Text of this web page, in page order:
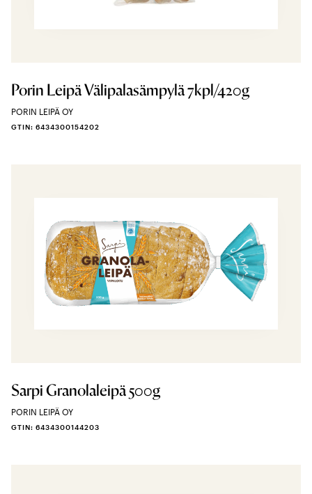
Porin Leipä Välipalasämpylä 7kpl/420g
PORIN LEIPÄ OY
GTIN: 6434300154202
Sarpi Granolaleipä 500g
PORIN LEIPÄ OY
GTIN: 6434300144203